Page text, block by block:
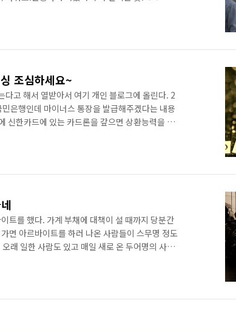
조심하세요~
고 해서 열받아서 여기 개인 블로그에 올린다. 2
은행인데 마이너스 통장을 발급해주겠다는 내용
신한카드에 있는 카드론을 갚으면 상환능력을 인
진행이 되지 않았다. 뭔가 미심쩍은 부분이 있어
출하는데 사정이 딱해서 특히 3.7프로까지 깎아
트를 했다. 가계 부채에 대책이 설 때까지 당분간
면 아르바이트를 하러 나온 사람들이 스무명 정도
래 일한 사람도 있고 매일 새로 온 두어명의 사람
상해 왔던 더러운 작업환경도 성격나쁜 작업반장
상자에 핫팩 50개씩이 들어가는데 빠레뜨에는